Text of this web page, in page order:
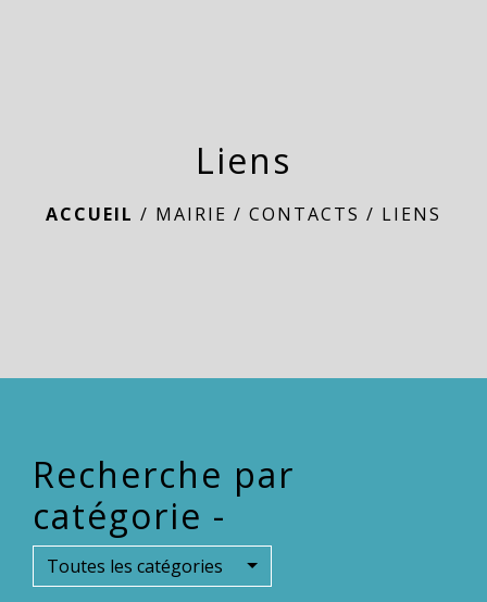
Liens
ACCUEIL / MAIRIE / CONTACTS / LIENS
Recherche par
catégorie -
Toutes les catégories